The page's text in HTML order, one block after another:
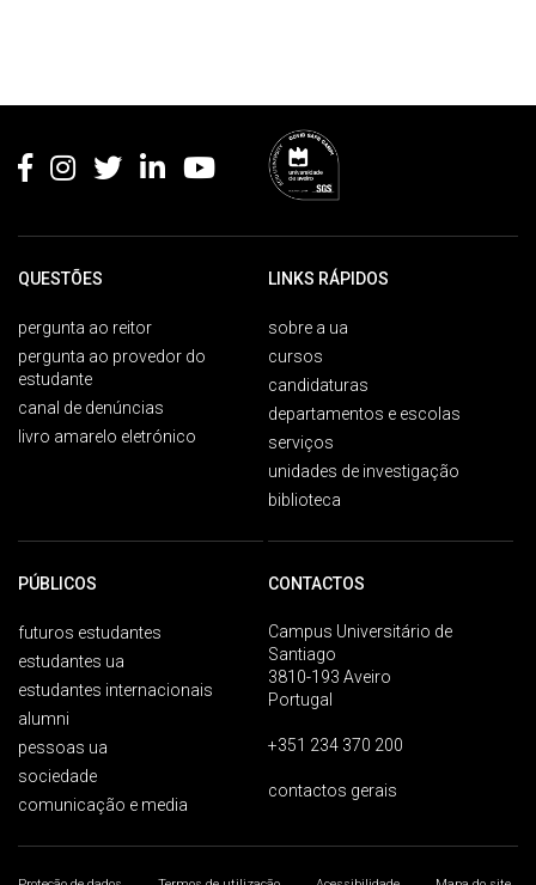
QUESTÕES
pergunta ao reitor
pergunta ao provedor do
estudante
canal de denúncias
livro amarelo eletrónico
LINKS RÁPIDOS
sobre a ua
cursos
candidaturas
departamentos e escolas
serviços
unidades de investigação
biblioteca
PÚBLICOS
futuros estudantes
estudantes ua
estudantes internacionais
alumni
pessoas ua
sociedade
comunicação e media
CONTACTOS
Campus Universitário de
Santiago
3810-193 Aveiro
Portugal
+351 234 370 200
contactos gerais